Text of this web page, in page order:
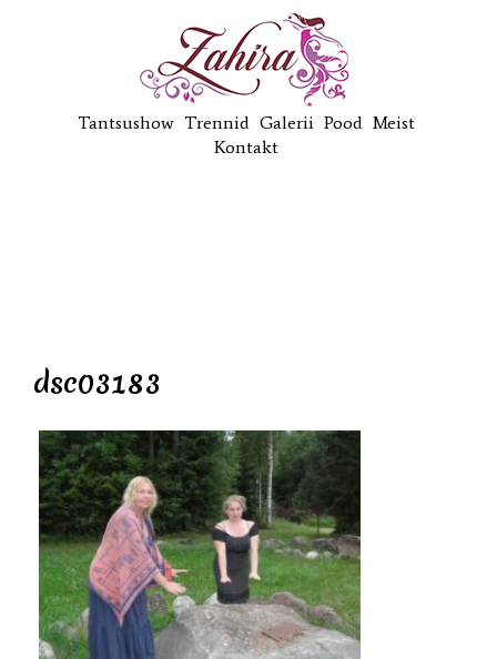
Tantsushow Trennid Galerii Pood Meist
Kontakt
dsc03183